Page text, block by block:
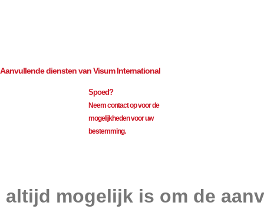
Aanvullende diensten van Visum International
Spoed?
Neem contact op voor de
mogelijkheden voor uw
bestemming.
altijd mogelijk is om de